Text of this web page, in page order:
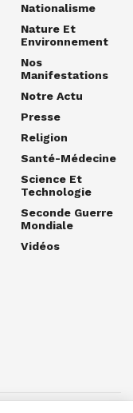
Nationalisme
Nature Et
Environnement
Nos
Manifestations
Notre Actu
Presse
Religion
Santé-Médecine
Science Et
Technologie
Seconde Guerre
Mondiale
Vidéos